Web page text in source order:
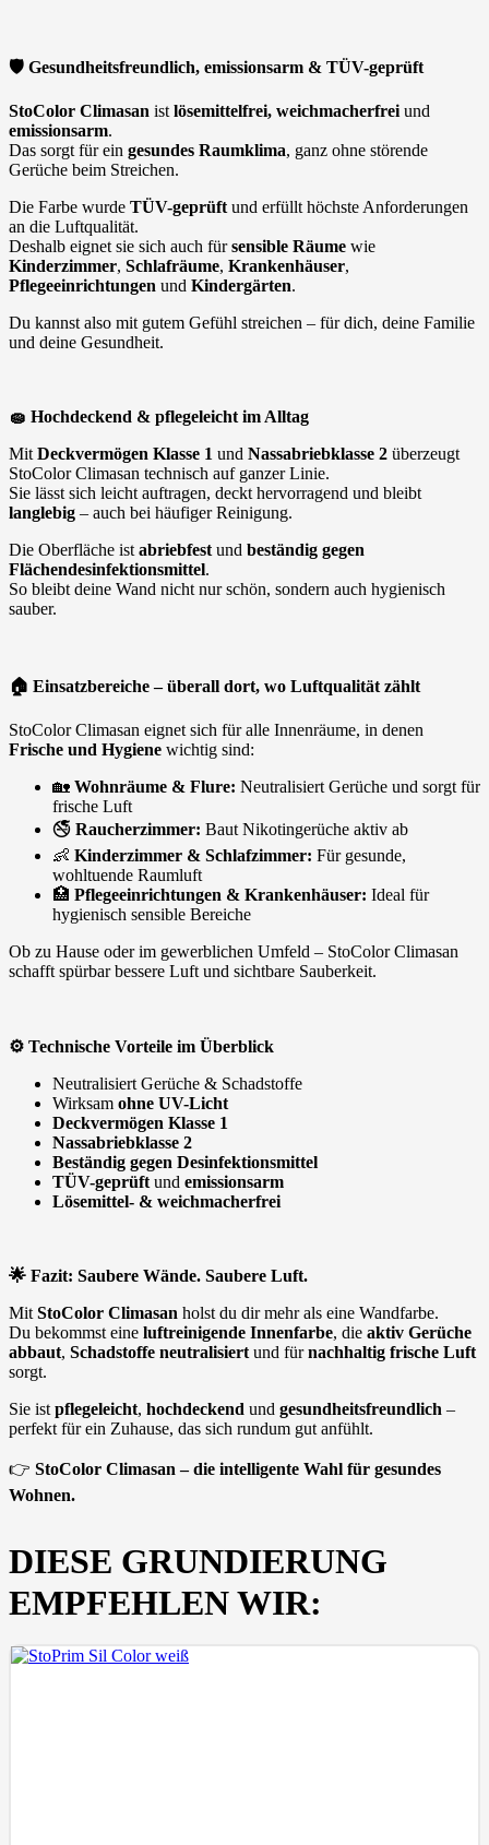
🛡 ️ Gesundheitsfreundlich, emissionsarm & TÜV-geprüft
StoColor Climasan ist lösemittelfrei, weichmacherfrei und
emissionsarm.
Das sorgt für ein gesundes Raumklima, ganz ohne störende
Gerüche beim Streichen.
Die Farbe wurde TÜV-geprüft und erfüllt höchste Anforderungen
an die Luftqualität.
Deshalb eignet sie sich auch fürsensible Räume wie
Kinderzimmer, Schlafräume, Krankenhäuser,
Pflegeeinrichtungen und Kindergärten.
Du kannst also mit gutem Gefühl streichen – für dich, deine Familie
und deine Gesundheit.
🧽 Hochdeckend & pflegeleicht im Alltag
Mit Deckvermögen Klasse 1 und Nassabriebklasse 2 überzeugt
StoColor Climasan technisch auf ganzer Linie.
Sie lässt sich leicht auftragen, deckt hervorragend und bleibt
langlebig – auch bei häufiger Reinigung.
Die Oberfläche ist abriebfest und beständig gegen
Flächendesinfektionsmittel.
So bleibt deine Wand nicht nur schön, sondern auch hygienisch
sauber.
🏠 Einsatzbereiche – überall dort, wo Luftqualität zählt
StoColor Climasan eignet sich für alle Innenräume, in denen
Frische und Hygiene wichtig sind:
🏡 Wohnräume & Flure: Neutralisiert Gerüche und sorgt für
frische Luft
🚭 Raucherzimmer: Baut Nikotingerüche aktiv ab
👶 Kinderzimmer & Schlafzimmer: Für gesunde,
wohltuende Raumluft
🏥 Pflegeeinrichtungen & Krankenhäuser: Ideal für
hygienisch sensible Bereiche
Ob zu Hause oder im gewerblichen Umfeld – StoColor Climasan
schafft spürbar bessere Luft und sichtbare Sauberkeit.
⚙️ Technische Vorteile im Überblick
Neutralisiert Gerüche & Schadstoffe
Wirksam ohne UV-Licht
Deckvermögen Klasse 1
Nassabriebklasse 2
Beständig gegen Desinfektionsmittel
TÜV-geprüft und emissionsarm
Lösemittel- & weichmacherfrei
🌟 Fazit: Saubere Wände. Saubere Luft.
Mit StoColor Climasan holst du dir mehr als eine Wandfarbe.
Du bekommst eine luftreinigende Innenfarbe, die aktiv Gerüche
abbaut, Schadstoffe neutralisiert und fürnachhaltig frische Luft
sorgt.
Sie ist pflegeleicht, hochdeckend und gesundheitsfreundlich –
perfekt für ein Zuhause, das sich rundum gut anfühlt.
👉 StoColor Climasan – die intelligente Wahl für gesundes
Wohnen.
DIESE GRUNDIERUNG
EMPFEHLEN WIR: